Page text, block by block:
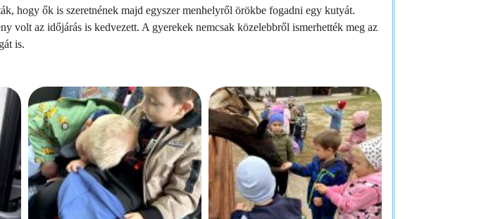
hogy ők is szeretnének majd egyszer menhelyről örökbe fogadni egy kutyát.
volt az időjárás is kedvezett. A gyerekek nemcsak közelebbről ismerhették meg az
is.